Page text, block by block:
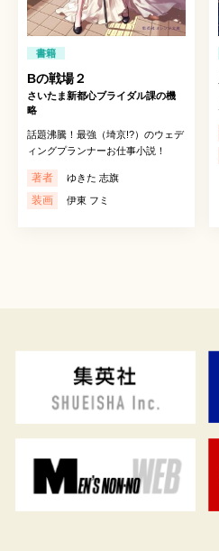
書籍
Bの戦場２
さいたま新都心ブライダル課の機
略
話題沸騰！最強（埼京!?）のウェデ
ィングプランナーお仕事小説！
著者 ゆきた 志旗
装画 伊東 フミ